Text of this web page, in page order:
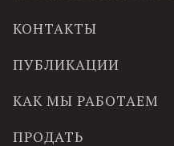
КОНТАКТЫ
ПУБЛИКАЦИИ
КАК МЫ РАБОТАЕМ
ПРОДАТЬ